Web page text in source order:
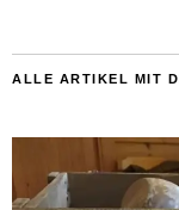
ALLE ARTIKEL MIT